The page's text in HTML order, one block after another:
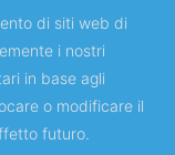
Vergata"
di siti web di
i nostri
in base agli
o modificare il
futuro.